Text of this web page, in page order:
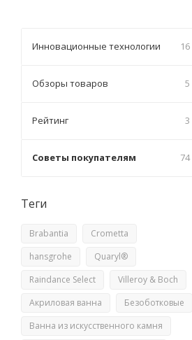
Инновационные технологии 16
Обзоры товаров 5
Рейтинг 3
Советы покупателям 74
Теги
Brabantia
Crometta
hansgrohe
Quaryl®
Raindance Select
Villeroy & Boch
Акриловая ванна
Безоботковые
Ванна из искусственного камня